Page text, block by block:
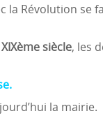
la Révolution
XIXème siècle, les
la mairie.